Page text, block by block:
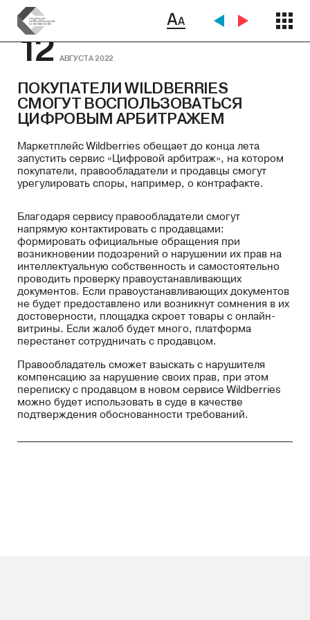
12 АВГУСТА 2022
ПОКУПАТЕЛИ WILDBERRIES
СМОГУТ ВОСПОЛЬЗОВАТЬСЯ
ЦИФРОВЫМ АРБИТРАЖЕМ
Маркетплейс Wildberries обещает до конца лета
запустить сервис «Цифровой арбитраж», на котором
покупатели, правообладатели и продавцы смогут
урегулировать споры, например, о контрафакте.
Благодаря сервису правообладатели смогут
напрямую контактировать с продавцами:
формировать официальные обращения при
возникновении подозрений о нарушении их прав на
интеллектуальную собственность и самостоятельно
проводить проверку правоустанавливающих
документов. Если правоустанавливающих документов
не будет предоставлено или возникнут сомнения в их
достоверности, площадка скроет товары с онлайн-
витрины. Если жалоб будет много, платформа
перестанет сотрудничать с продавцом.
Правообладатель сможет взыскать с нарушителя
компенсацию за нарушение своих прав, при этом
переписку с продавцом в новом сервисе Wildberries
можно будет использовать в суде в качестве
подтверждения обоснованности требований.